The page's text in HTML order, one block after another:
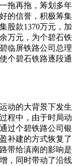
拖再拖，筹划多年
的信誉，积极筹集
股款1370万元，加
万元，为个碧石铁
临屏铁路公司总理
个碧石铁路逐段通
动的大背景下发生
程中，由于时局动
过个碧铁路公司银
补建的方式恢复了
带给滇南的影响是
，同时带动了沿线